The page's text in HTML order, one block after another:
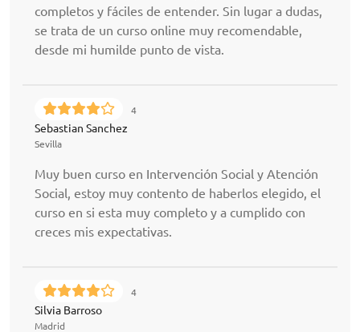
completos y fáciles de entender. Sin lugar a dudas,
se trata de un curso online muy recomendable,
desde mi humilde punto de vista.
4
Sebastian Sanchez
Sevilla
Muy buen curso en Intervención Social y Atención
Social, estoy muy contento de haberlos elegido, el
curso en si esta muy completo y a cumplido con
creces mis expectativas.
4
Silvia Barroso
Madrid